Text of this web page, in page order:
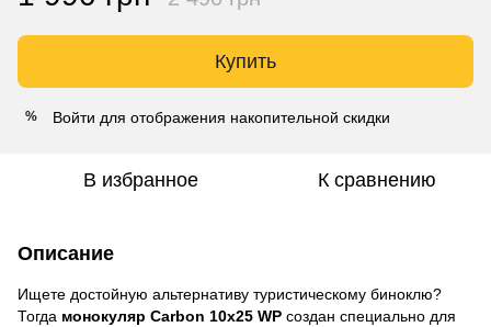
Купить
% Войти для отображения накопительной скидки
В избранное К сравнению
Описание
Ищете достойную альтернативу туристическому биноклю?
Тогда монокуляр Carbon 10х25 WP создан специально для